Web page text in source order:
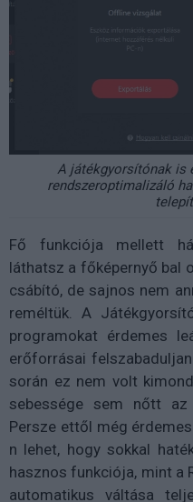
A játékgyorsítónak is
rendszeroptimalizáló
Fő funkciója mellett
láthatsz a főképernyő bal
csábító, de sajnos nem
reméltük. A
programokat érdemes
erőforrásai
során ez nem volt
sebessége sem nőtt
Persze ettől még
n lehet, hogy sokkal
hasznos funkciója, mint a
automatikus váltása